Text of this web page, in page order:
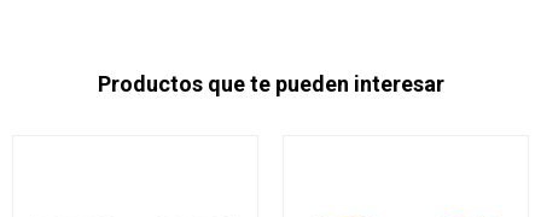
Productos que te pueden interesar